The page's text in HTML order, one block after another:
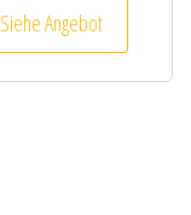
Siehe Angebot